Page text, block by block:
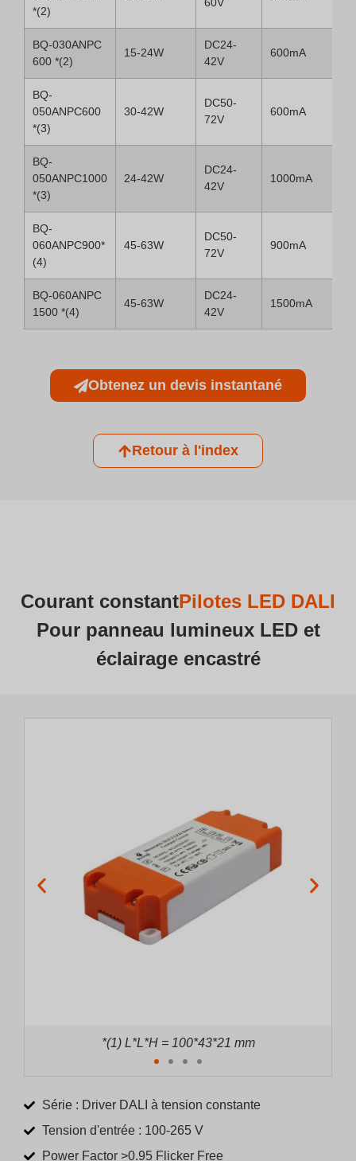
*(2)
BQ-030ANPC
600 *(2)
15-24W
DC24-
42V
600mA
BQ-
050ANPC600
*(3)
30-42W
DC50-
72V
600mA
BQ-
050ANPC1000
*(3)
24-42W
DC24-
42V
1000mA
BQ-
060ANPC900*
(4)
45-63W
DC50-
72V
900mA
BQ-060ANPC
1500 *(4)
45-63W
DC24-
42V
1500mA
Obtenez un devis instantané
Retour à l'index
Courant constantPilotes LED DALI
Pour panneau lumineux LED et
éclairage encastré
*(2) L*L*H = 130*43*21 mm
Série : Driver DALI à tension constante
Tension d'entrée : 100-265 V
Power Factor >0.95 Flicker Free